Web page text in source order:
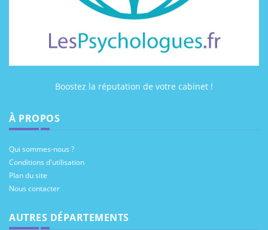
Boostez la réputation de votre cabinet !
À PROPOS
Qui sommes-nous ?
Conditions d'utilisation
Plan du site
Nous contacter
AUTRES DÉPARTEMENTS